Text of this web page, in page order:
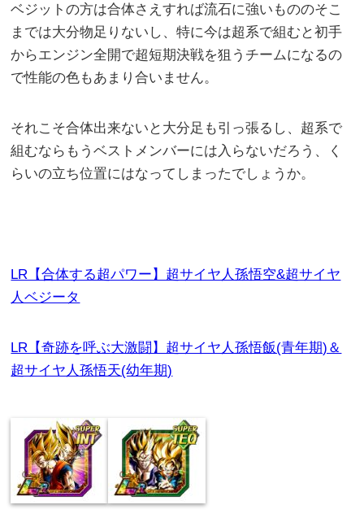
ベジットの方は合体さえすれば流石に強いもののそこ
までは大分物足りないし、特に今は超系で組むと初手
からエンジン全開で超短期決戦を狙うチームになるの
で性能の色もあまり合いません。
それこそ合体出来ないと大分足も引っ張るし、超系で
組むならもうベストメンバーには入らないだろう、く
らいの立ち位置にはなってしまったでしょうか。
LR【合体する超パワー】超サイヤ人孫悟空&超サイヤ
人ベジータ
LR【奇跡を呼ぶ大激闘】超サイヤ人孫悟飯(青年期)＆
超サイヤ人孫悟天(幼年期)